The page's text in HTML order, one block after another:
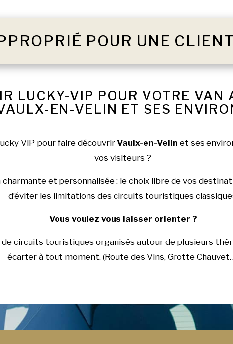
POUR UNE
LUCKY-VIP POUR VOTRE VAN
EN-VELIN ET SES
VIP pour faire découvrir Vaulx-en-Velin et ses
vos visiteurs ?
et personnalisée : le choix libre de vos
d’éviter les limitations des circuits touristiques
Vous voulez vous laisser orienter ?
circuits touristiques organisés autour de plusieurs
écarter à tout moment. (Route des Vins, Grotte